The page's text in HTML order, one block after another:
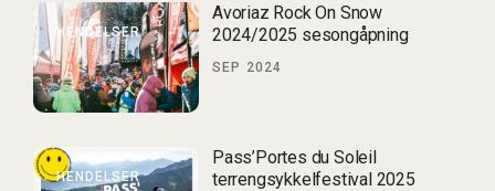
HENDELSER
Avoriaz Rock On Snow
2024/2025 sesongåpning
SEP 2024
HENDELSER
Pass’Portes du Soleil
terrengsykkelfestival 2025